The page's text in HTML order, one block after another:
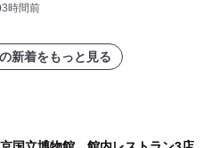
3時間前
新着をもっと見る